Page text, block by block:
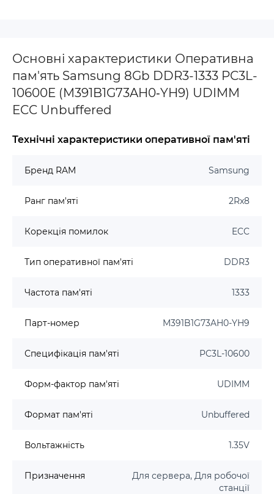
Основні характеристики Оперативна
пам'ять Samsung 8Gb DDR3-1333 PC3L-
10600E (M391B1G73AH0‐YH9) UDIMM
ECC Unbuffered
Технічні характеристики оперативної пам'яті
Бренд RAM Samsung
Ранг пам'яті 2Rx8
Корекція помилок ECC
Тип оперативної пам'яті DDR3
Частота пам'яті 1333
Парт-номер M391B1G73AH0-YH9
Специфікація пам'яті PC3L-10600
Форм-фактор пам'яті UDIMM
Формат пам'яті Unbuffered
Вольтажність 1.35V
Призначення
Для сервера, Для робочої
станції